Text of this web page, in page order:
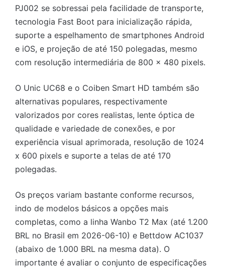
PJ002 se sobressai pela facilidade de transporte,
tecnologia Fast Boot para inicialização rápida,
suporte a espelhamento de smartphones Android
e iOS, e projeção de até 150 polegadas, mesmo
com resolução intermediária de 800 x 480 pixels.
O Unic UC68 e o Coiben Smart HD também são
alternativas populares, respectivamente
valorizados por cores realistas, lente óptica de
qualidade e variedade de conexões, e por
experiência visual aprimorada, resolução de 1024
x 600 pixels e suporte a telas de até 170
polegadas.
Os preços variam bastante conforme recursos,
indo de modelos básicos a opções mais
completas, como a linha Wanbo T2 Max (até 1.200
BRL no Brasil em 2026-06-10) e Bettdow AC1037
(abaixo de 1.000 BRL na mesma data). O
importante é avaliar o conjunto de especificações